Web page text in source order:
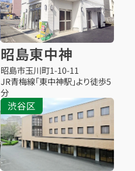
昭島東中神
昭島市玉川町1-10-11
JR青梅線「東中神駅」より徒歩5
分
渋谷区